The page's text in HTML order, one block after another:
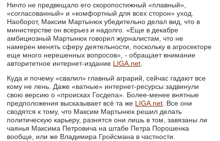
Ничто не предвещало его скоропостижный «плавный»,
«согласованный» и «комфортный для всех сторон» уход.
Наоборот, Максим Мартынюк убедительно делал вид, что в
министерстве он всерьез и надолго. «Еще в декабре
амбициозный Мартынюк говорил журналистам, что не
намерен менять сферу деятельности, поскольку в агросекторе
еще много нерешенных вопросов», - обращает внимание
авторитетное интернет-издание LIGA.net
Куда и почему «свалил» главный аграрий, сейчас гадают все
кому не лень. Даже «ватные» интернет-ресурсы задвинули
свою версию о «происках Госдепа». Более-менее внятные
предположения высказывает всё та же LIGA.net . Все они
сводятся к тому, что Максим Мартынюк решил делать
политическую карьеру, разнятся они лишь в том, завязаны ли
чаянья Максима Петровича на штабе Петра Порошенка
вообще, или же Владимира Гройсмана в частности.